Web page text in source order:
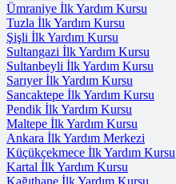
Ümraniye İlk Yardım Kursu
Tuzla İlk Yardım Kursu
Şişli İlk Yardım Kursu
Sultangazi İlk Yardım Kursu
Sultanbeyli İlk Yardım Kursu
Sarıyer İlk Yardım Kursu
Sancaktepe İlk Yardım Kursu
Pendik İlk Yardım Kursu
Maltepe İlk Yardım Kursu
Ankara İlk Yardım Merkezi
Küçükçekmece İlk Yardım Kursu
Kartal İlk Yardım Kursu
Kağıthane İlk Yardım Kursu